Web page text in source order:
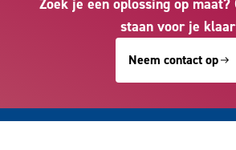
staan voor je
Neem contact op